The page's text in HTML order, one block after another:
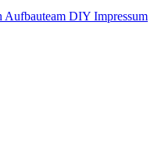
Aufbauteam DIY Impressum